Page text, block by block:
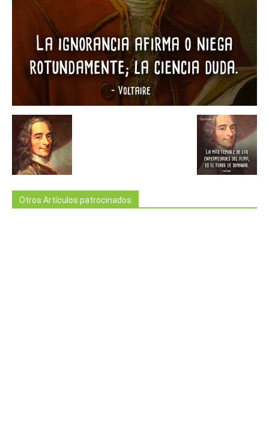
Otros Artículos patrocinados